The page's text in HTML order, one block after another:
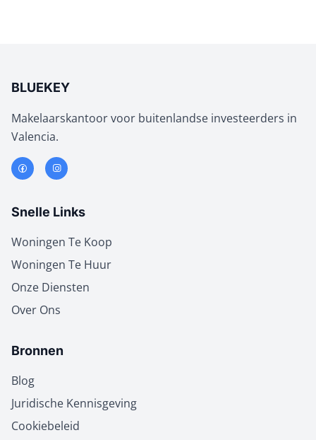
BLUEKEY
Makelaarskantoor voor buitenlandse investeerders in
Valencia.
Snelle Links
Woningen Te Koop
Woningen Te Huur
Onze Diensten
Over Ons
Bronnen
Blog
Juridische Kennisgeving
Cookiebeleid